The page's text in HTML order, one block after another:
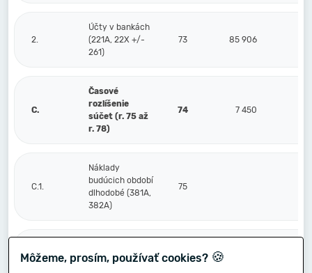
2.
Účty v bankách
(221A, 22X +/-
261)
73 85 906
C.
Časové
rozlíšenie
súčet (r. 75 až
r. 78)
74 7 450
C.1.
Náklady
budúcich období
dlhodobé (381A,
382A)
75
2.
budúcich období
76
Môžeme, prosím, používať cookies? 🍪